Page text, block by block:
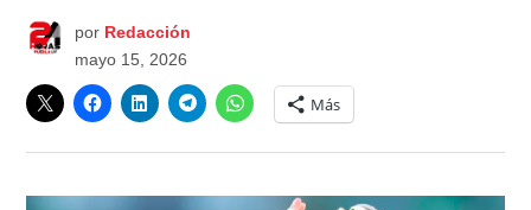
por Redacción
mayo 15, 2026
Más